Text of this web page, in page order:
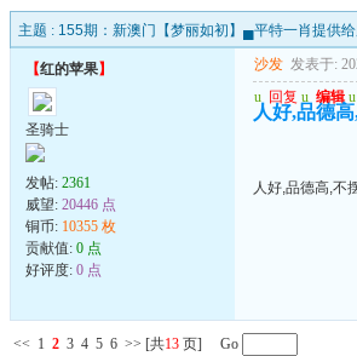
主题 : 155期：新澳门【梦丽如初】▄平特一肖提供给
【红的苹果】
圣骑士
发帖: 2361
威望: 20446 点
铜币: 10355 枚
贡献值: 0 点
好评度: 0 点
沙发 发表于:
u 回复 u 编辑 u
人好,品德
人好,品德高,不
<< 1 2 3 4 5 6 >> [共13 页] Go